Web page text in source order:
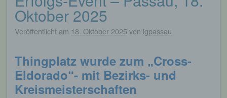
Oktober 2025
Veröffentlicht am 18. Oktober 2025 von lgpassau
Thingplatz wurde zum „Cross-
Eldorado“- mit Bezirks- und
Kreismeisterschaften